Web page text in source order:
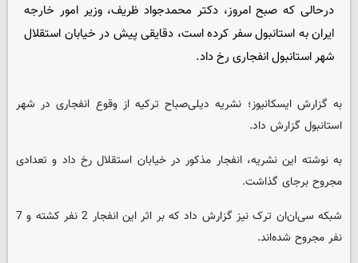
درحالی که صبح امروز، دکتر محمدجواد ظریف، وزیر امور خارجه
ایران به استانبول سفر کرده است، دقایقی پیش در خیابان استقلال
شهر استانبول انفجاری رخ داد.
به گزارش ایسکانیوز؛ نشریه دیلی‌صباح ترکیه از وقوع انفجاری در شهر
استانبول گزارش داد.
به نوشته این نشریه، انفجار مذکور در خیابان استقلال رخ داد و تعدادی
مجروح برجای گذاشت.
شبکه سی‌ان‌ان ترک نیز گزارش داد که بر اثر این انفجار 2 نفر کشته و 7
نفر مجروح شده‌اند.